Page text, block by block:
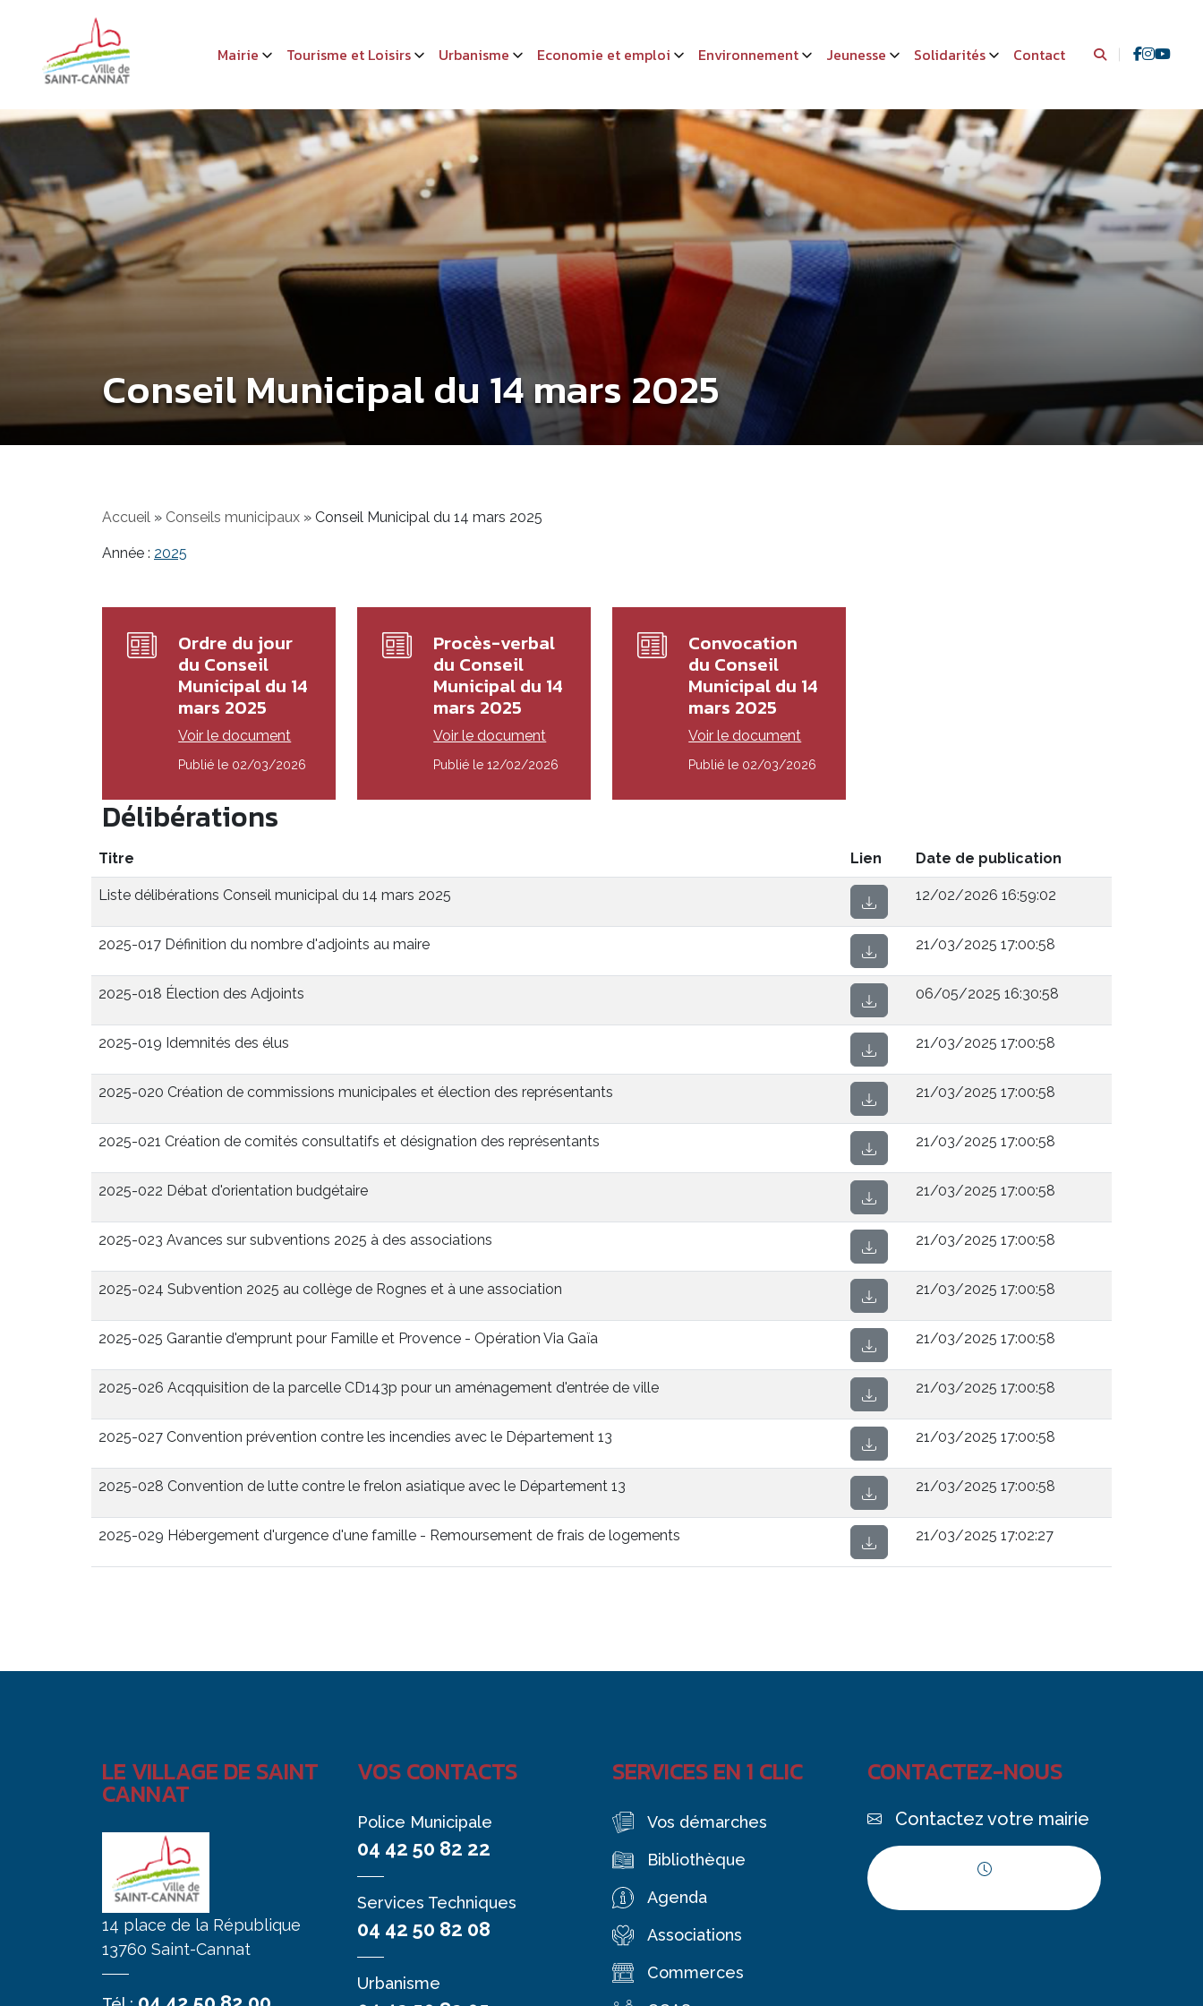
Mairie Tourisme et Loisirs Urbanisme Economie et emploi Environnement Jeunesse Solidarités Contact
Conseil Municipal du 14 mars 2025
Accueil » Conseils municipaux » Conseil Municipal du 14 mars 2025
Année : 2025
Ordre du jour
du Conseil
Municipal du 14
mars 2025
Voir le document
Publié le 02/03/2026
Procès-verbal
du Conseil
Municipal du 14
mars 2025
Voir le document
Publié le 12/02/2026
Convocation
du Conseil
Municipal du 14
mars 2025
Voir le document
Publié le 02/03/2026
Délibérations
Titre Lien Date de publication
Liste délibérations Conseil municipal du 14 mars 2025 12/02/2026 16:59:02
2025-017 Définition du nombre d'adjoints au maire 21/03/2025 17:00:58
2025-018 Élection des Adjoints 06/05/2025 16:30:58
2025-019 Idemnités des élus 21/03/2025 17:00:58
2025-020 Création de commissions municipales et élection des représentants 21/03/2025 17:00:58
2025-021 Création de comités consultatifs et désignation des représentants 21/03/2025 17:00:58
2025-022 Débat d'orientation budgétaire 21/03/2025 17:00:58
2025-023 Avances sur subventions 2025 à des associations 21/03/2025 17:00:58
2025-024 Subvention 2025 au collège de Rognes et à une association 21/03/2025 17:00:58
2025-025 Garantie d'emprunt pour Famille et Provence - Opération Via Gaïa 21/03/2025 17:00:58
2025-026 Acqquisition de la parcelle CD143p pour un aménagement d'entrée de ville 21/03/2025 17:00:58
2025-027 Convention prévention contre les incendies avec le Département 13 21/03/2025 17:00:58
2025-028 Convention de lutte contre le frelon asiatique avec le Département 13 21/03/2025 17:00:58
2025-029 Hébergement d'urgence d'une famille - Remoursement de frais de logements 21/03/2025 17:02:27
LE VILLAGE DE SAINT
CANNAT
14 place de la République
13760 Saint-Cannat
VOS CONTACTS
Police Municipale
04 42 50 82 22
Services Techniques
04 42 50 82 08
Urbanisme
SERVICES EN 1 CLIC
Vos démarches
Bibliothèque
Agenda
Associations
Commerces
CONTACTEZ-NOUS
Contactez votre mairie